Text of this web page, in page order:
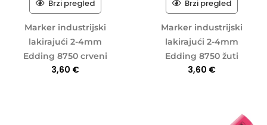
Brzi pregled
Marker industrijski
lakirajući 2-4mm
Edding 8750 crveni
3,60 €
Brzi pregled
Marker industrijski
lakirajući 2-4mm
Edding 8750 žuti
3,60 €